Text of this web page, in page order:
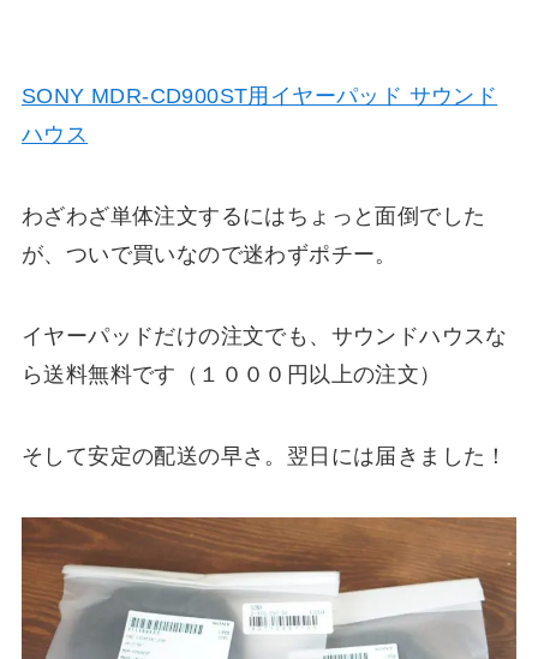
SONY MDR-CD900ST用イヤーパッド サウンド
ハウス
わざわざ単体注文するにはちょっと面倒でした
が、ついで買いなので迷わずポチー。
イヤーパッドだけの注文でも、サウンドハウスな
ら送料無料です（１０００円以上の注文）
そして安定の配送の早さ。翌日には届きました！